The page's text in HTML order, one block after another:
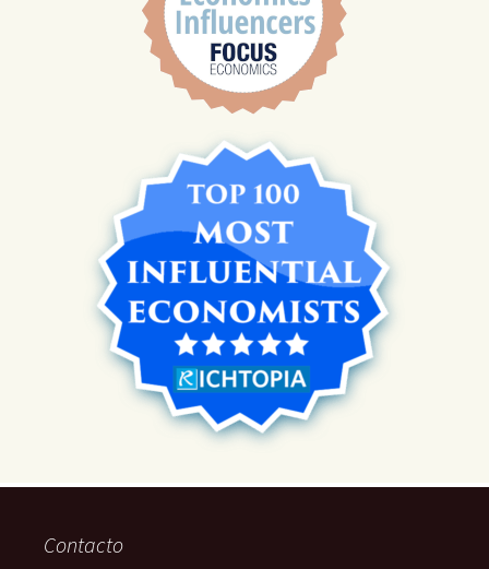
Contacto